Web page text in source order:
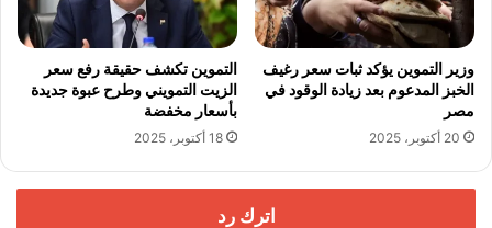
وزير التموين يؤكد ثبات سعر رغيف
الخبز المدعوم بعد زيادة الوقود في
مصر
20 أكتوبر، 2025
التموين تكشف حقيقة رفع سعر
الزيت التمويني وطرح عبوة جديدة
بأسعار مخفضة
18 أكتوبر، 2025
اترك رد